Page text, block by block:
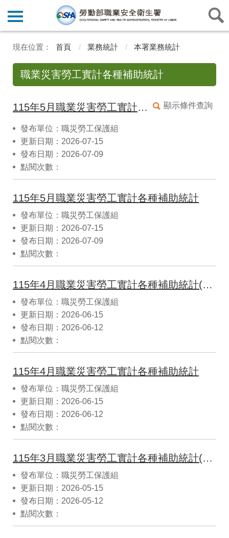
首頁 業務統計 本署業務統計
職業災害勞工實計各種補助統計
顯示條件查詢
115年5月職業災害勞工實計各種補助統計(CSV)
發布單位：職災勞工保護組
更新日期：2026-07-15
發布日期：2026-07-09
點閱次數：
115年5月職業災害勞工實計各種補助統計
發布單位：職災勞工保護組
更新日期：2026-07-15
發布日期：2026-07-09
點閱次數：
115年4月職業災害勞工實計各種補助統計(CSV)
發布單位：職災勞工保護組
更新日期：2026-06-15
發布日期：2026-06-12
點閱次數：
115年4月職業災害勞工實計各種補助統計
發布單位：職災勞工保護組
更新日期：2026-06-15
發布日期：2026-06-12
點閱次數：
115年3月職業災害勞工實計各種補助統計(CSV)
發布單位：職災勞工保護組
更新日期：2026-05-15
發布日期：2026-05-12
點閱次數：